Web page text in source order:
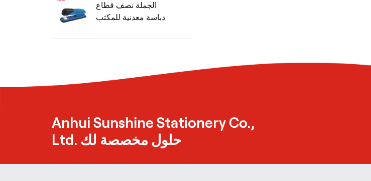
الجملة نصف قطاع
دباسة معدنية للمكتب
Highlighters للمدرسة
تصميم بسيط ثلاثة ألوان
قلم حبر جاف لمدرسة
المكتب
Anhui Sunshine Stationery Co.,
Ltd. حلول مخصصة لك